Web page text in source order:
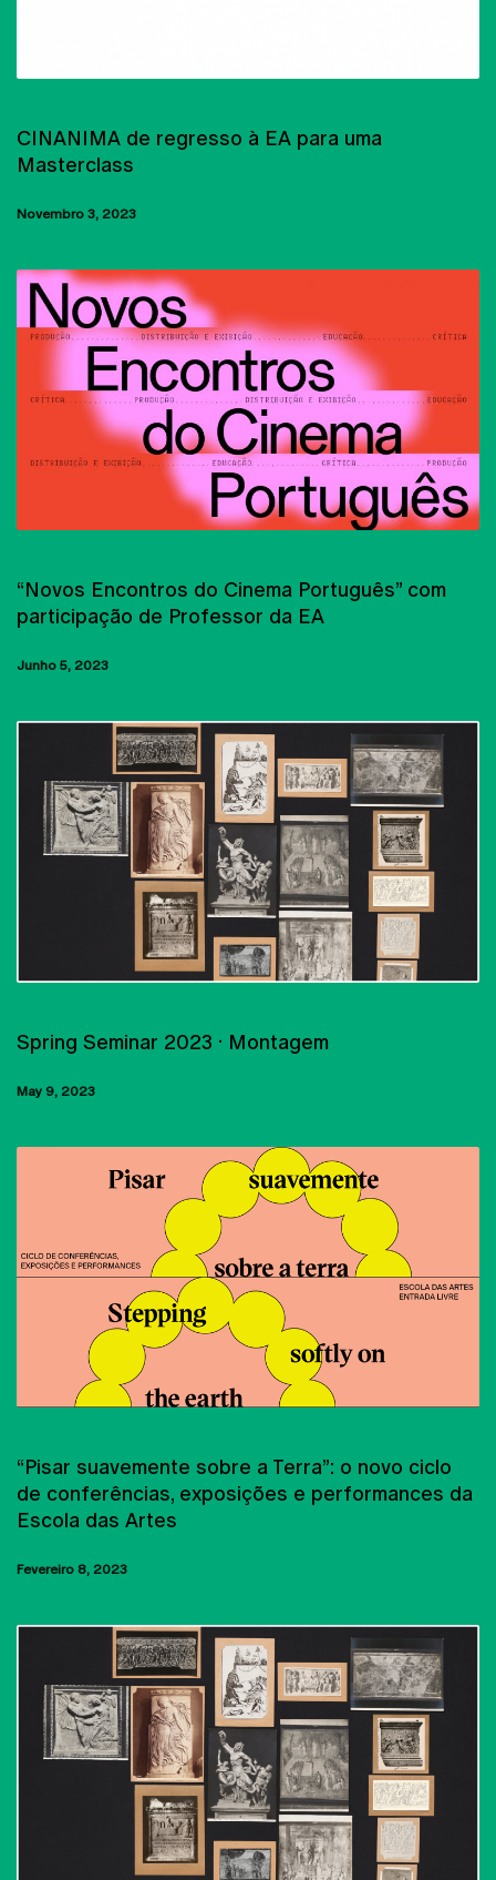
CINANIMA de regresso à EA para uma
Masterclass
Novembro 3, 2023
“Novos Encontros do Cinema Português” com
participação de Professor da EA
Junho 5, 2023
Spring Seminar 2023 · Montagem
May 9, 2023
“Pisar suavemente sobre a Terra”: o novo ciclo
de conferências, exposições e performances da
Escola das Artes
Fevereiro 8, 2023